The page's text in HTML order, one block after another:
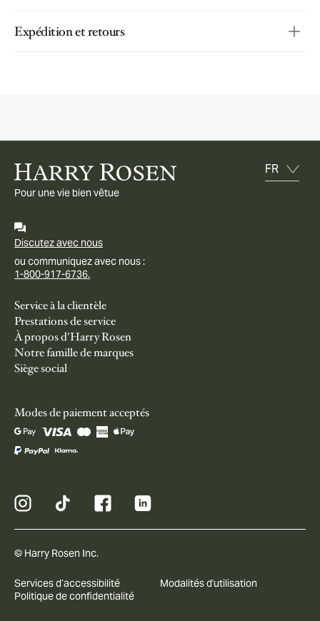
Expédition et retours
Pour une vie bien vêtue
Discutez avec nous
ou communiquez avec nous :
1-800-917-6736.
Service à la clientèle
Prestations de service
À propos d'Harry Rosen
Notre famille de marques
Siège social
Modes de paiement acceptés
© Harry Rosen Inc.
Services d’accessibilité
Modalités d'utilisation
Politique de confidentialité